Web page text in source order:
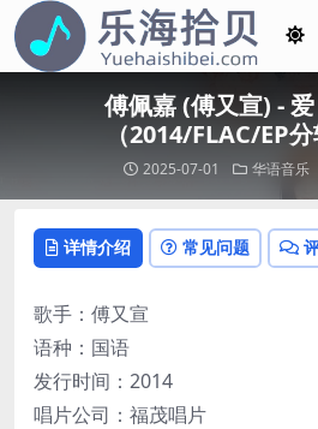
傅佩嘉 (傅又宣) -
（2014/FLAC/EP
2025-07-01 华语音乐
详情介绍 常见问题
歌手：傅又宣
语种：国语
发行时间：2014
唱片公司：福茂唱片